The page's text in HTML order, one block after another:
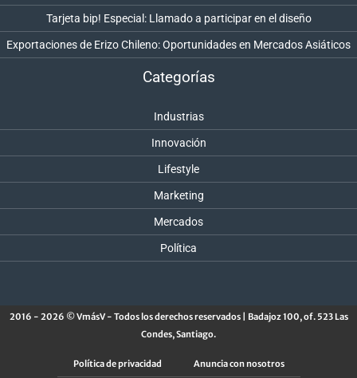
Tarjeta bip! Especial: Llamado a participar en el diseño
Exportaciones de Erizo Chileno: Oportunidades en Mercados Asiáticos
Categorías
Industrias
Innovación
Lifestyle
Marketing
Mercados
Política
2016 - 2026 © VmásV - Todos los derechos reservados | Badajoz 100, of. 523 Las
Condes, Santiago.
Política de privacidad Anuncia con nosotros